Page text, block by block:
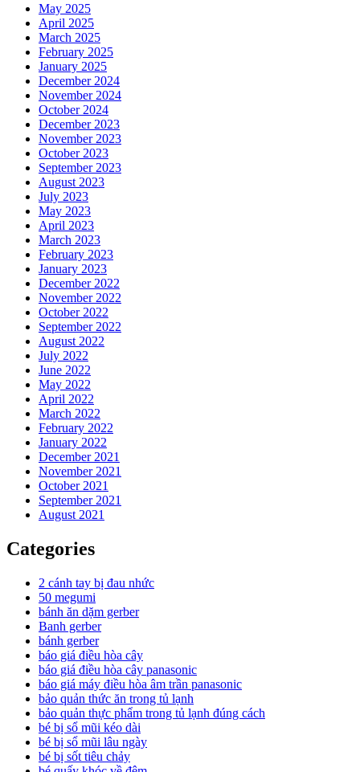
May 2025
April 2025
March 2025
February 2025
January 2025
December 2024
November 2024
October 2024
December 2023
November 2023
October 2023
September 2023
August 2023
July 2023
May 2023
April 2023
March 2023
February 2023
January 2023
December 2022
November 2022
October 2022
September 2022
August 2022
July 2022
June 2022
May 2022
April 2022
March 2022
February 2022
January 2022
December 2021
November 2021
October 2021
September 2021
August 2021
Categories
2 cánh tay bị đau nhức
50 megumi
bánh ăn dặm gerber
Banh gerber
bánh gerber
báo giá điều hòa cây
báo giá điều hòa cây panasonic
báo giá máy điều hòa âm trần panasonic
bảo quản thức ăn trong tủ lạnh
bảo quản thực phẩm trong tủ lạnh đúng cách
bé bị sổ mũi kéo dài
bé bị sổ mũi lâu ngày
bé bị sốt tiêu chảy